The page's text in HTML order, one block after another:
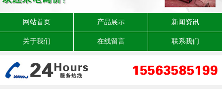
网站首页 产品展示 新闻资讯
关于我们 在线留言 联系我们